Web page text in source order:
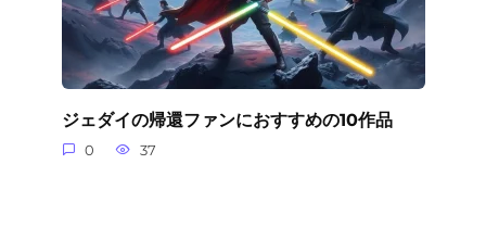
ジェダイの帰還ファンにおすすめの10作品
0 37